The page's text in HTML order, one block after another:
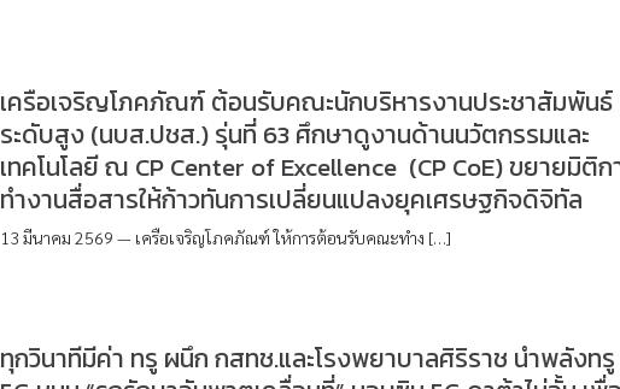
เครือเจริญโภคภัณฑ์ ต้อนรับคณะนักบริหารงานประชาสัมพันธ์
ระดับสูง (นบส.ปชส.) รุ่นที่ 63 ศึกษาดูงานด้านนวัตกรรมและ
เทคโนโลยี ณ CP Center of Excellence (CP CoE) ขยายมิติก
ทำงานสื่อสารให้ก้าวทันการเปลี่ยนแปลงยุคเศรษฐกิจดิจิทัล
13 มีนาคม 2569 — เครือเจริญโภคภัณฑ์ ให้การต้อนรับคณะทำง […]
ทุกวินาทีมีค่า ทรู ผนึก กสทช.และโรงพยาบาลศิริราช นำพลังทรู